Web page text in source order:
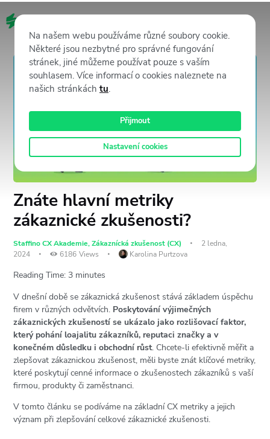
Znáte hlavní metriky
zákaznické zkušenosti?
Staffino CX Akademie,Zákaznícká zkušenost (CX)
2 ledna,
2024
6186 Views Karolina Purtzova
Reading Time: 3 minutes
V dnešní době se zákaznická zkušenost stává základem úspěchu
firem v různých odvětvích. Poskytování výjimečných
zákaznických zkušeností se ukázalo jako rozlišovací faktor,
který pohání loajalitu zákazníků, reputaci značky a v
konečném důsledku i obchodní růst. Chcete-li efektivně měřit a
zlepšovat zákaznickou zkušenost, měli byste znát klíčové metriky,
které poskytují cenné informace o zkušenostech zákazníků s vaší
firmou, produkty či zaměstnanci.
V tomto článku se podíváme na základní CX metriky a jejich
význam při zlepšování celkové zákaznické zkušenosti.
Na našem webu používáme různé soubory cookie.
Některé jsou nezbytné pro správné fungování
stránek, jiné můžeme používat pouze s vaším
souhlasem. Více informací o cookies naleznete na
našich stránkách tu.
Přijmout
Nastavení cookies